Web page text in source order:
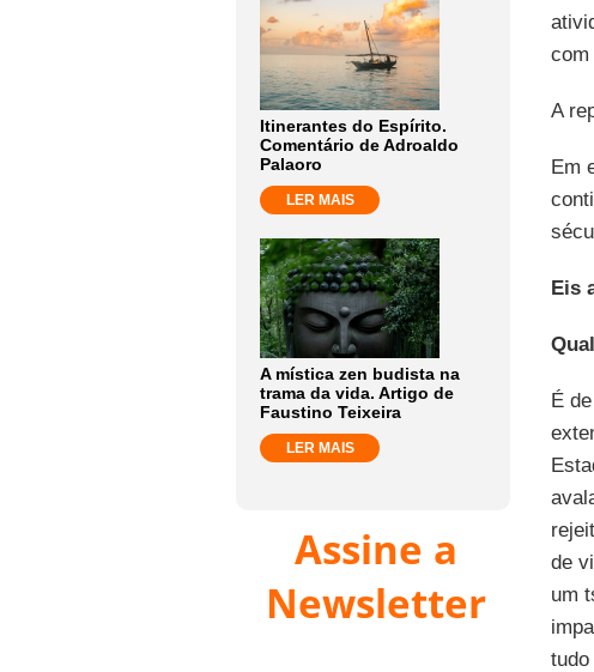
Itinerantes do Espírito.
Comentário de Adroaldo
Palaoro
LER MAIS
A mística zen budista na
trama da vida. Artigo de
Faustino Teixeira
LER MAIS
Assine a
Newsletter
com
A
Em
Eis
É
de
um